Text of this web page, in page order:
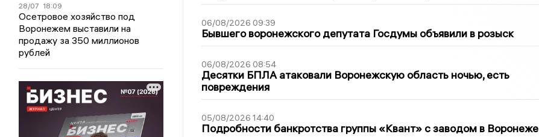
28/07 18:09
Осетровое хозяйство под
Воронежем выставили на
продажу за 350 миллионов
рублей
06/08/2026 09:39
Бывшего воронежского депутата Госдумы объявили в розыск
06/08/2026 08:54
Десятки БПЛА атаковали Воронежскую область ночью, есть
повреждения
05/08/2026 14:40
Подробности банкротства группы «Квант» с заводом в Воронеже